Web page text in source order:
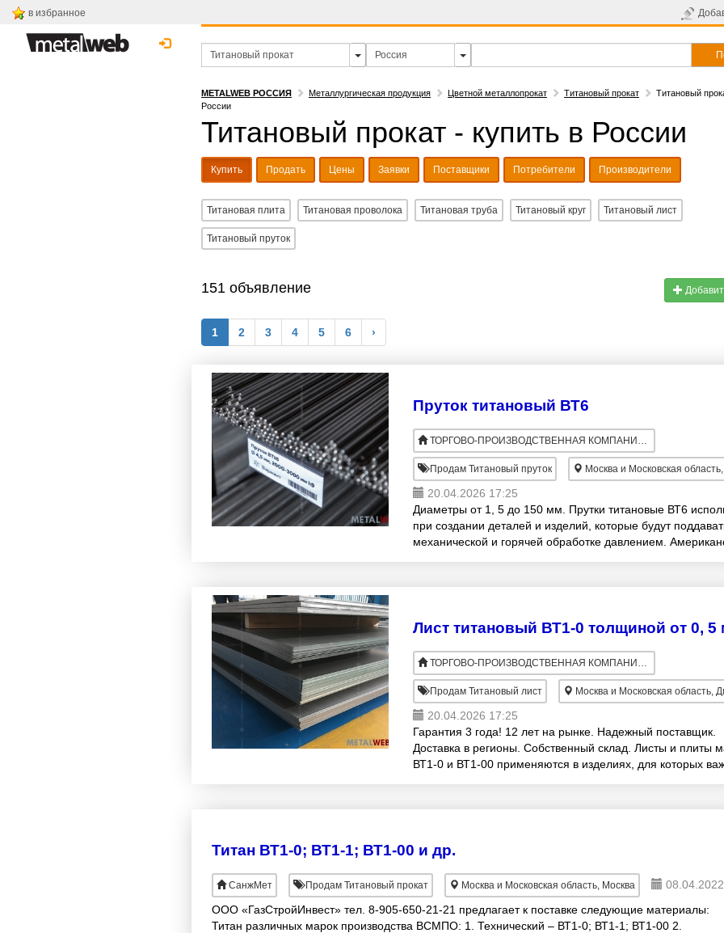
в избранное
METALWEB РОССИЯ Металлургическая продукция Цветной металлопрокат Титановый прокат
Титановый
России
Титановый прокат - купить в России
Купить Продать Цены Заявки Поставщики Потребители Производители
Титановая плита Титановая проволока Титановая труба Титановый круг Титановый лист
Титановый пруток
151 объявление
1 2 3 4 5 6 ›
Пруток титановый ВТ6
ТОРГОВО-ПРОИЗВОДСТВЕННАЯ КОМПАНИЯ ВАРИАНТ
Продам Титановый пруток Москва и Московская
20.04.2026 17:25
Диаметры от 1, 5 до 150 мм. Прутки титановые ВТ6
при создании деталей и изделий, которые будут
механической и горячей обработке давлением.
ТОРГОВО-ПРОИЗВОДСТВЕННАЯ КОМПАНИЯ ВАРИАНТ
Продам Титановый лист Москва и Московская область,
20.04.2026 17:25
Гарантия 3 года! 12 лет на рынке. Надежный поставщик.
Доставка в регионы. Собственный склад. Листы и плиты
ВТ1-0 и ВТ1-00 применяются в изделиях, для которых
Титан ВТ1-0; ВТ1-1; ВТ1-00 и др.
СанжМет Продам Титановый прокат Москва и Московская область, Москва
ООО «ГазСтройИнвест» тел. 8-905-650-21-21 предлагает к поставке следующие материалы:
Титан различных марок производства ВСМПО: 1. Технический – ВТ1-0; ВТ1-1; ВТ1-00 2.